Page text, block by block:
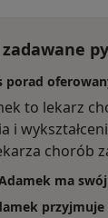
porad
to lekarz
i
chorób
ma